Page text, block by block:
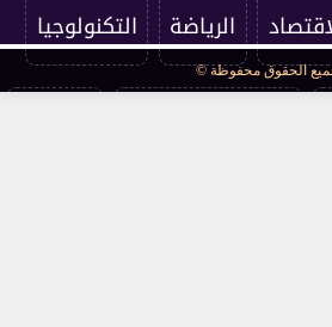
الرياضة التكنولوجيا
الحقوق محفوظة ©